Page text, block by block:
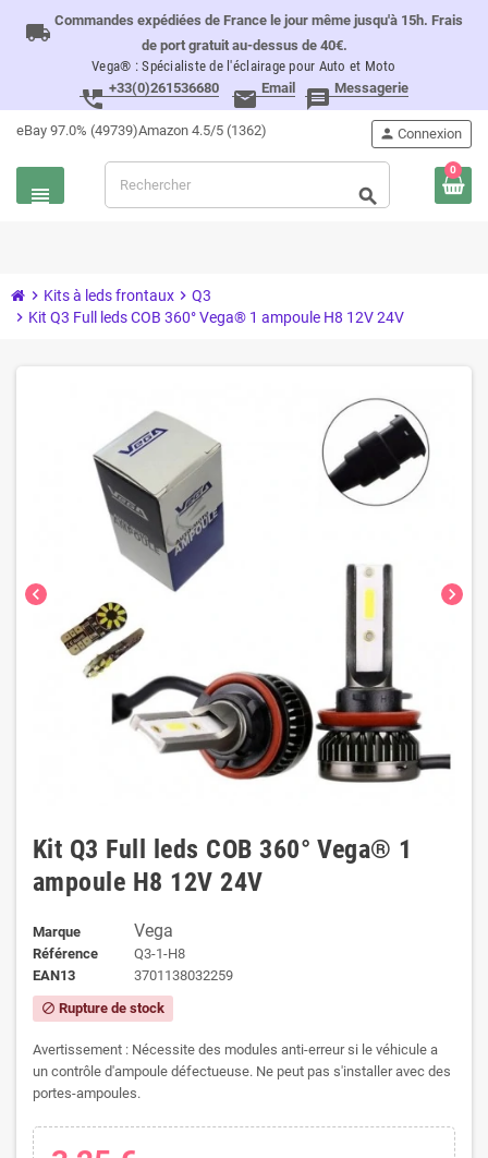
local_shipping Commandes expédiées de France le jour même jusqu'à 15h. Frais
de port gratuit au-dessus de 40€.
Vega® : Spécialiste de l'éclairage pour Auto et Moto
perm_phone_msg +33(0)261536680 email Email message Messagerie
eBay 97.0% (49739)Amazon 4.5/5 (1362)
view_headline
person Connexion
search
0
chevron_right Kits à leds frontaux chevron_right Q3
chevron_right Kit Q3 Full leds COB 360° Vega® 1 ampoule H8 12V 24V
chevron_left chevron_right
Kit Q3 Full leds COB 360° Vega® 1
ampoule H8 12V 24V
Marque Vega
Référence
Q3-1-H8
EAN13
3701138032259
block Rupture de stock
Avertissement : Nécessite des modules anti-erreur si le véhicule a
un contrôle d'ampoule défectueuse. Ne peut pas s'installer avec des
portes-ampoules.